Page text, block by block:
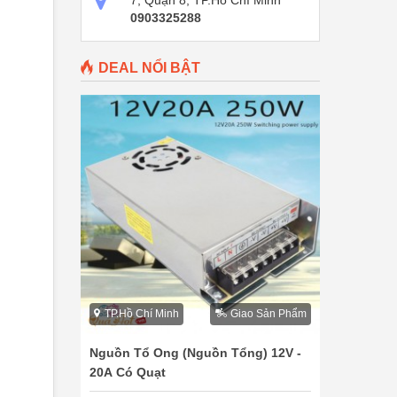
0903325288
DEAL NỔI BẬT
TP.Hồ Chí Minh Giao Sản Phẩm
Nguồn Tổ Ong (Nguồn Tổng) 12V -
20A Có Quạt